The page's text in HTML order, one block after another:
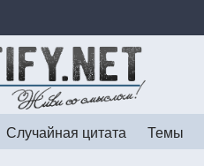
Случайная цитата Темы